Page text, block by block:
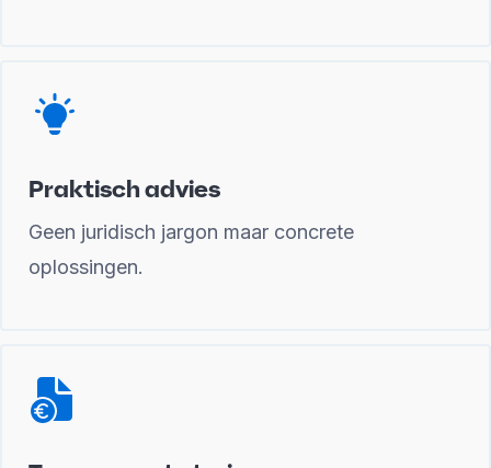
Praktisch advies
Geen juridisch jargon maar concrete
oplossingen.